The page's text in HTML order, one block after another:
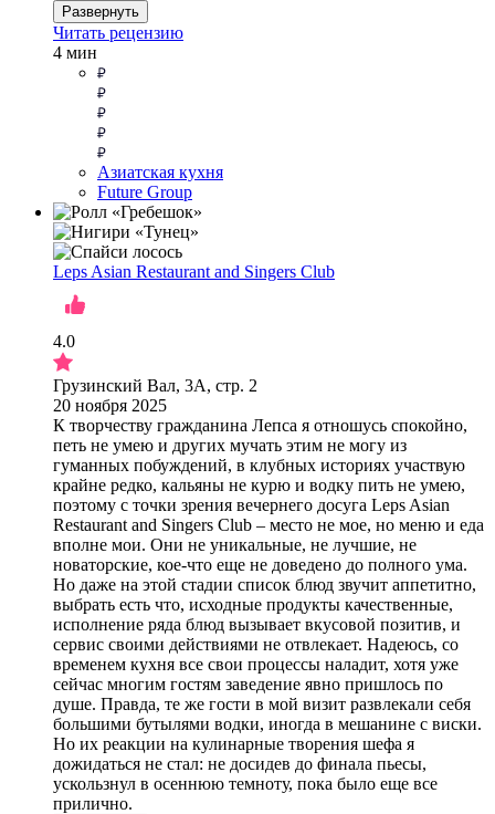
Развернуть
Читать рецензию
4 мин
Азиатская кухня
Future Group
Leps Asian Restaurant and Singers Club
4.0
Грузинский Вал, 3А, стр. 2
20 ноября 2025
К творчеству гражданина Лепса я отношусь спокойно,
петь не умею и других мучать этим не могу из
гуманных побуждений, в клубных историях участвую
крайне редко, кальяны не курю и водку пить не умею,
поэтому с точки зрения вечернего досуга Leps Asian
Restaurant and Singers Club – место не мое, но меню и еда
вполне мои. Они не уникальные, не лучшие, не
новаторские, кое-что еще не доведено до полного ума.
Но даже на этой стадии список блюд звучит аппетитно,
выбрать есть что, исходные продукты качественные,
исполнение ряда блюд вызывает вкусовой позитив, и
сервис своими действиями не отвлекает. Надеюсь, со
временем кухня все свои процессы наладит, хотя уже
сейчас многим гостям заведение явно пришлось по
душе. Правда, те же гости в мой визит развлекали себя
большими бутылями водки, иногда в мешанине с виски.
Но их реакции на кулинарные творения шефа я
дожидаться не стал: не досидев до финала пьесы,
ускользнул в осеннюю темноту, пока было еще все
прилично.